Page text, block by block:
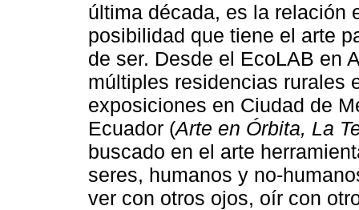
última década, es la relación
posibilidad que tiene el arte
de ser. Desde el EcoLAB en
múltiples residencias rurales
exposiciones en Ciudad de
Ecuador (Arte en Órbita, La
buscado en el arte
seres, humanos y no-
ver con otros ojos, oír con